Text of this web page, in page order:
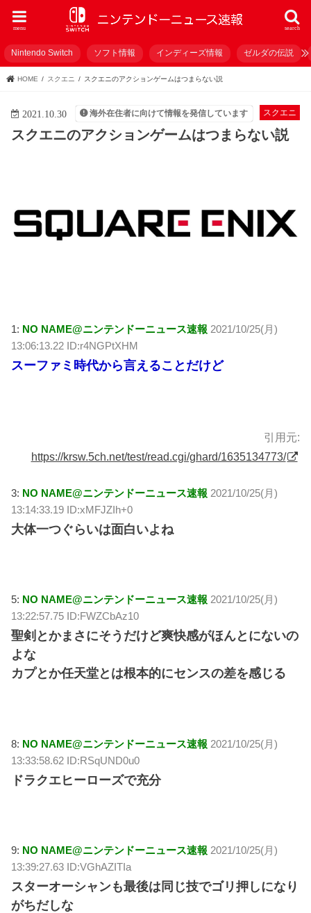
search
menu
Nintendo Switch ソフト情報 インディーズ情報 ゼルダの伝説
HOME スクエニ スクエニのアクションゲームはつまらない説
スクエニ
2021.10.30 海外在住者に向けて情報を発信しています
スクエニのアクションゲームはつまらない説
1: NO NAME@ニンテンドーニュース速報 2021/10/25(月)
13:06:13.22 ID:r4NGPtXHM
スーファミ時代から言えることだけど
引用元:
https://krsw.5ch.net/test/read.cgi/ghard/1635134773/
3: NO NAME@ニンテンドーニュース速報 2021/10/25(月)
13:14:33.19 ID:xMFJZIh+0
大体一つぐらいは面白いよね
5: NO NAME@ニンテンドーニュース速報 2021/10/25(月)
13:22:57.75 ID:FWZCbAz10
聖剣とかまさにそうだけど爽快感がほんとにないの
よな
カプとか任天堂とは根本的にセンスの差を感じる
8: NO NAME@ニンテンドーニュース速報 2021/10/25(月)
13:33:58.62 ID:RSqUND0u0
ドラクエヒーローズで充分
9: NO NAME@ニンテンドーニュース速報 2021/10/25(月)
13:39:27.63 ID:VGhAZITIa
スターオーシャンも最後は同じ技でゴリ押しになり
がちだしな